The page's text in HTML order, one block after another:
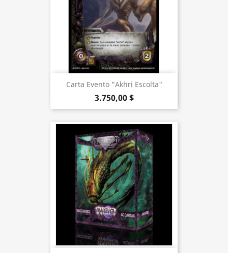
Carta Evento "Akhri Escolta"
3.750,00 $